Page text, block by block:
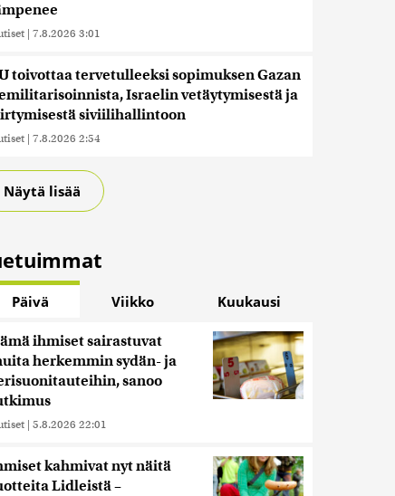
| 7.8.2026 3:01
toivottaa tervetulleeksi sopimuksen Gazan
Israelin vetäytymisestä ja
siviilihallintoon
| 7.8.2026 2:54
Näytä lisää
Päivä Viikko Kuukausi
ihmiset sairastuvat
herkemmin sydän- ja
sanoo
| 5.8.2026 22:01
kahmivat nyt näitä
Lidleistä –